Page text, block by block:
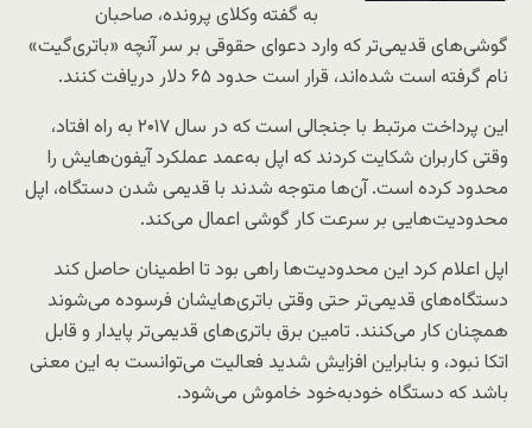
به گفته وکلای پرونده، صاحبان
گوشی‌های قدیمی‌تر که وارد دعوای حقوقی بر سر آنچه «باتری‌گیت»
نام گرفته است شده‌اند، قرار است حدود ۶۵ دلار دریافت کنند.
این پرداخت مرتبط با جنجالی است که در سال ۲۰۱۷ به راه افتاد،
وقتی کاربران شکایت کردند که اپل به‌عمد عملکرد آیفون‌هایش را
محدود کرده است. آن‌ها متوجه شدند با قدیمی شدن دستگاه، اپل
محدودیت‌هایی بر سرعت کار گوشی اعمال می‌کند.
اپل اعلام کرد این محدودیت‌ها راهی بود تا اطمینان حاصل کند
دستگاه‌های قدیمی‌تر حتی وقتی باتری‌هایشان فرسوده می‌شوند
همچنان کار می‌کنند. تامین برق باتری‌های قدیمی‌تر پایدار و قابل
اتکا نبود، و بنابراین افزایش شدید فعالیت می‌توانست به این معنی
باشد که دستگاه خودبه‌خود خاموش می‌شود.